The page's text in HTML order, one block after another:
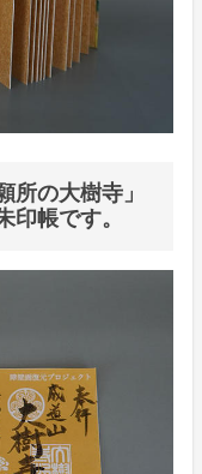
所の大樹寺」
帳です。